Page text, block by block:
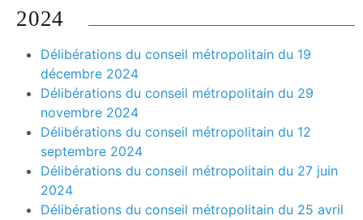
2024
Délibérations du conseil métropolitain du 19
décembre 2024
Délibérations du conseil métropolitain du 29
novembre 2024
Délibérations du conseil métropolitain du 12
septembre 2024
Délibérations du conseil métropolitain du 27 juin
2024
Délibérations du conseil métropolitain du 25 avril